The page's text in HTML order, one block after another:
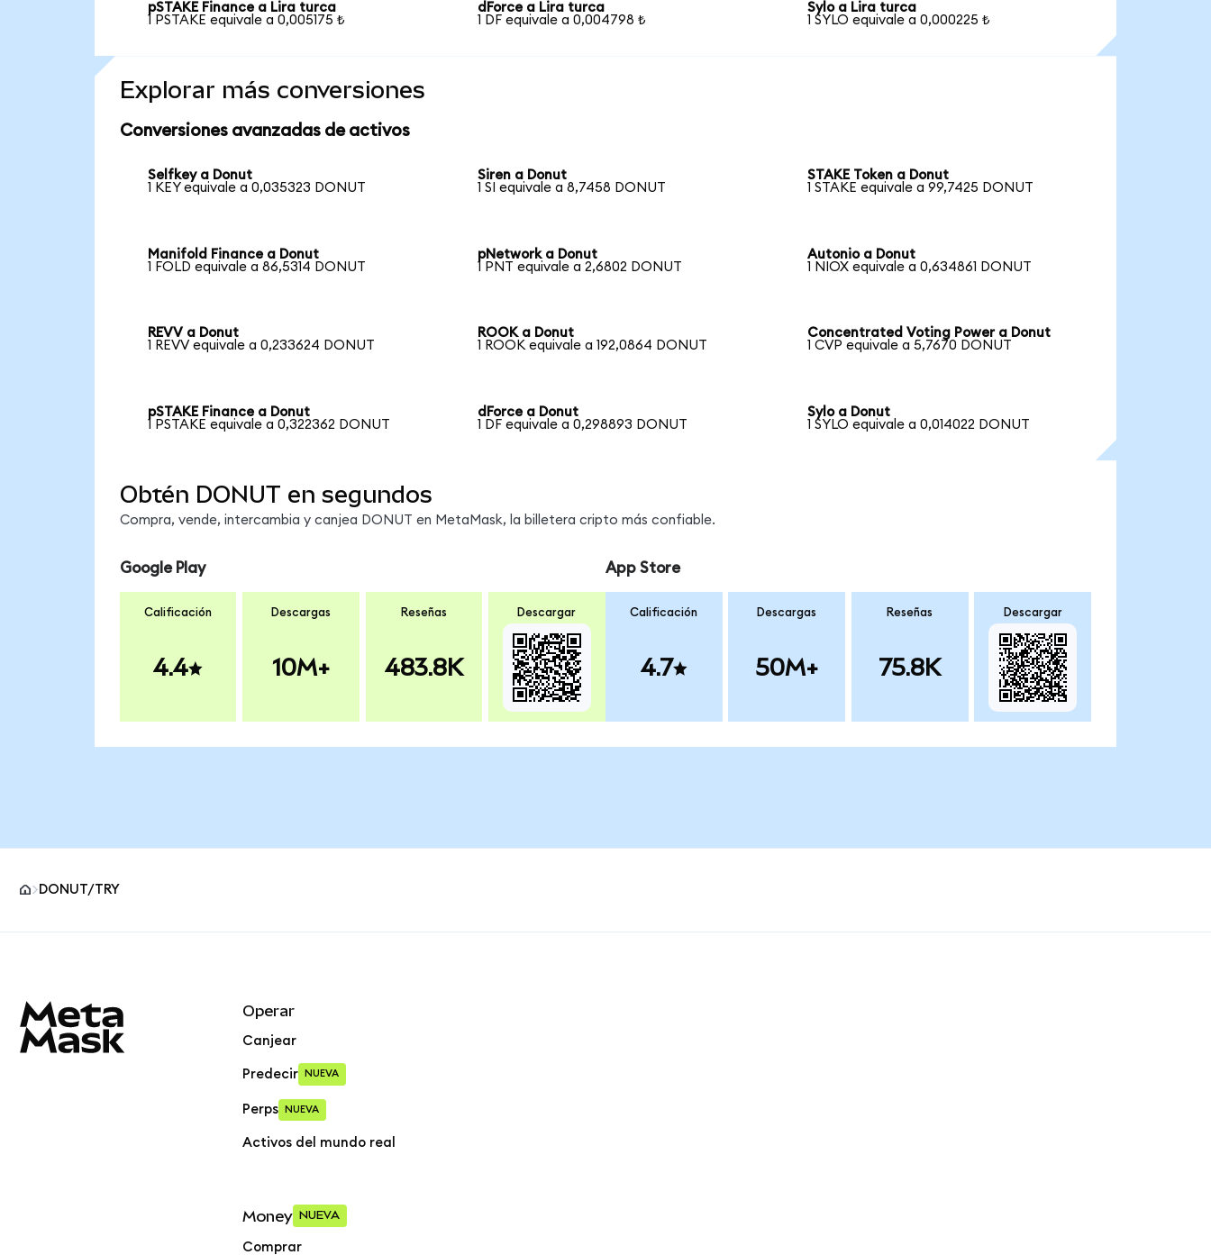
pSTAKE Finance a Lira turca
1 PSTAKE equivale a 0,005175 ₺
dForce a Lira turca
1 DF equivale a 0,004798 ₺
Sylo a Lira turca
1 SYLO equivale a 0,000225 ₺
Explorar más conversiones
Conversiones avanzadas de activos
Selfkey a Donut
1 KEY equivale a 0,035323 DONUT
Siren a Donut
1 SI equivale a 8,7458 DONUT
STAKE Token a Donut
1 STAKE equivale a 99,7425 DONUT
Manifold Finance a Donut
1 FOLD equivale a 86,5314 DONUT
pNetwork a Donut
1 PNT equivale a 2,6802 DONUT
Autonio a Donut
1 NIOX equivale a 0,634861 DONUT
REVV a Donut
1 REVV equivale a 0,233624 DONUT
ROOK a Donut
1 ROOK equivale a 192,0864 DONUT
Concentrated Voting Power a Donut
1 CVP equivale a 5,7670 DONUT
pSTAKE Finance a Donut
1 PSTAKE equivale a 0,322362 DONUT
dForce a Donut
1 DF equivale a 0,298893 DONUT
Sylo a Donut
1 SYLO equivale a 0,014022 DONUT
Obtén DONUT en segundos
Compra, vende, intercambia y canjea DONUT en MetaMask, la billetera cripto más confiable.
Google Play
Calificación
4.4
Descargas
10M+
Reseñas
483.8K
Descargar
App Store
Calificación
4.7
Descargas
50M+
Reseñas
75.8K
Descargar
DONUT/TRY
Operar
Canjear
Predecir NUEVA
Perps NUEVA
Activos del mundo real
Money NUEVA
Comprar